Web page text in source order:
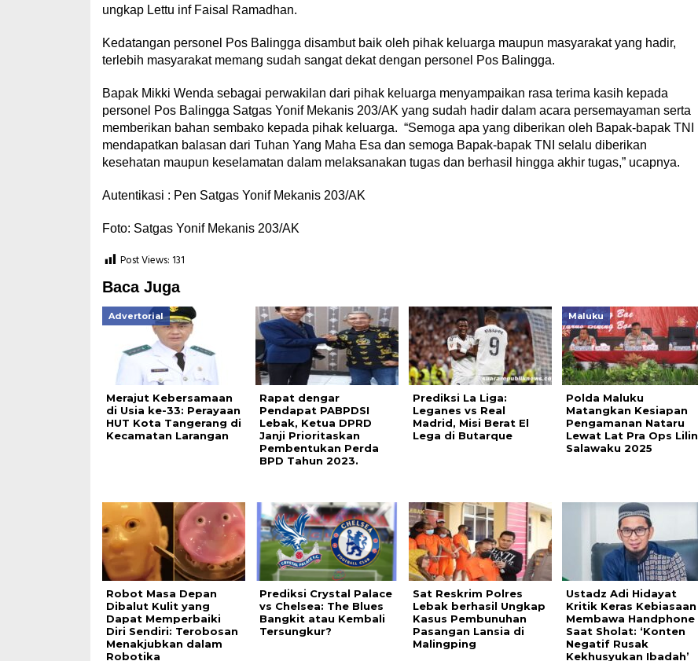
ungkap Lettu inf Faisal Ramadhan.
Kedatangan personel Pos Balingga disambut baik oleh pihak keluarga maupun masyarakat yang hadir,
terlebih masyarakat memang sudah sangat dekat dengan personel Pos Balingga.
Bapak Mikki Wenda sebagai perwakilan dari pihak keluarga menyampaikan rasa terima kasih kepada
personel Pos Balingga Satgas Yonif Mekanis 203/AK yang sudah hadir dalam acara persemayaman serta
memberikan bahan sembako kepada pihak keluarga. “Semoga apa yang diberikan oleh Bapak-bapak TNI
mendapatkan balasan dari Tuhan Yang Maha Esa dan semoga Bapak-bapak TNI selalu diberikan
kesehatan maupun keselamatan dalam melaksanakan tugas dan berhasil hingga akhir tugas,” ucapnya.
Autentikasi : Pen Satgas Yonif Mekanis 203/AK
Foto: Satgas Yonif Mekanis 203/AK
Post Views: 131
Baca Juga
Advertorial
Merajut Kebersamaan
di Usia ke-33: Perayaan
HUT Kota Tangerang di
Kecamatan Larangan
Rapat dengar
Pendapat PABPDSI
Lebak, Ketua DPRD
Janji Prioritaskan
Pembentukan Perda
BPD Tahun 2023.
Prediksi La Liga:
Leganes vs Real
Madrid, Misi Berat El
Lega di Butarque
Maluku
Polda Maluku
Matangkan Kesiapan
Pengamanan Nataru
Lewat Lat Pra Ops Lilin
Salawaku 2025
Robot Masa Depan
Dibalut Kulit yang
Dapat Memperbaiki
Diri Sendiri: Terobosan
Menakjubkan dalam
Robotika
Prediksi Crystal Palace
vs Chelsea: The Blues
Bangkit atau Kembali
Tersungkur?
Sat Reskrim Polres
Lebak berhasil Ungkap
Kasus Pembunuhan
Pasangan Lansia di
Malingping
Ustadz Adi Hidayat
Kritik Keras Kebiasaan
Membawa Handphone
Saat Sholat: ‘Konten
Negatif Rusak
Kekhusyukan Ibadah’